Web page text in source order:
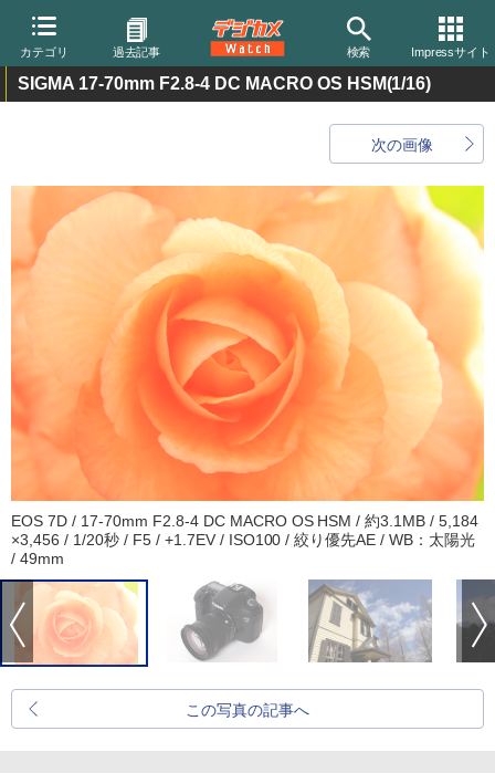
カテゴリ 過去記事 検索 Impressサイト
SIGMA 17-70mm F2.8-4 DC MACRO OS HSM(1/16)
次の画像
EOS 7D / 17-70mm F2.8-4 DC MACRO OS HSM / 約3.1MB / 5,184
×3,456 / 1/20秒 / F5 / +1.7EV / ISO100 / 絞り優先AE / WB：太陽光
/ 49mm
この写真の記事へ